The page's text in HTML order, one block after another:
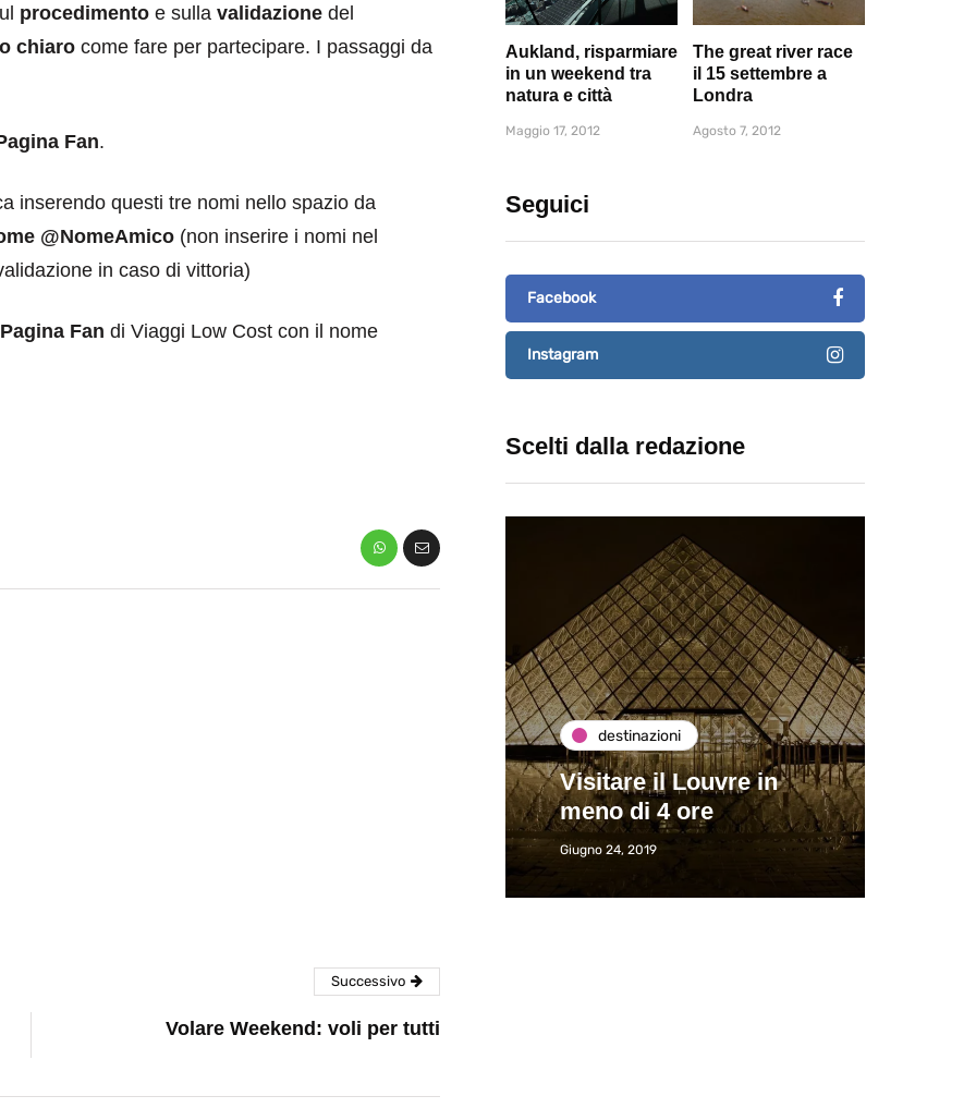
procedimento e sulla validazione del
chiaro come fare per partecipare. I passaggi da
Fan.
inserendo questi tre nomi nello spazio da
@NomeAmico (non inserire i nomi nel
in caso di vittoria)
Fan di Viaggi Low Cost con il nome
Aukland, risparmiare
in un weekend tra
natura e città
Maggio 17, 2012
The great river race
il 15 settembre a
Londra
Agosto 7, 2012
Seguici
Facebook
Instagram
Scelti dalla redazione
destinazioni
Visitare il Louvre in
meno di 4 ore
Giugno 24, 2019
Successivo
Volare Weekend: voli per tutti